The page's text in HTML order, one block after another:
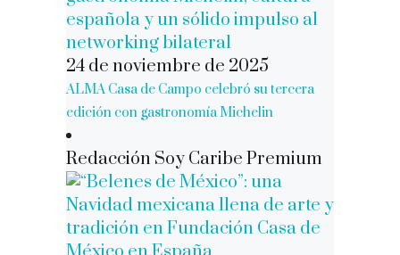
24 de noviembre de 2025
ALMA Casa de Campo celebró su tercera
edición con gastronomía Michelin
Redacción Soy Caribe Premium